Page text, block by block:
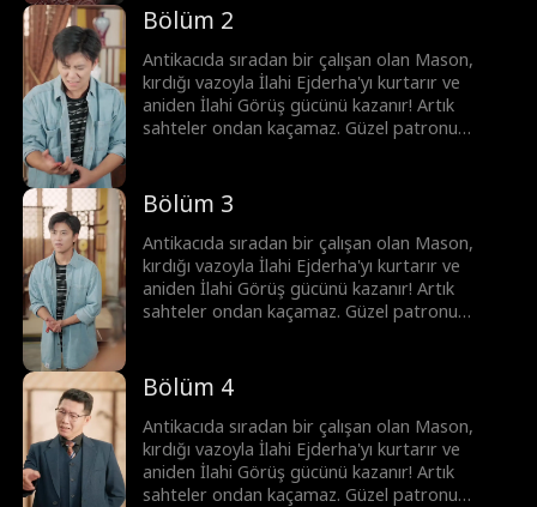
sıraya girer. Mason hızla yükselip şöhrete
kavuşur...
Bölüm 2
Antikacıda sıradan bir çalışan olan Mason,
kırdığı vazoyla İlahi Ejderha'yı kurtarır ve
aniden İlahi Görüş gücünü kazanır! Artık
sahteler ondan kaçamaz. Güzel patronu
sıraya girer. Mason hızla yükselip şöhrete
kavuşur...
Bölüm 3
Antikacıda sıradan bir çalışan olan Mason,
kırdığı vazoyla İlahi Ejderha'yı kurtarır ve
aniden İlahi Görüş gücünü kazanır! Artık
sahteler ondan kaçamaz. Güzel patronu
sıraya girer. Mason hızla yükselip şöhrete
kavuşur...
Bölüm 4
Antikacıda sıradan bir çalışan olan Mason,
kırdığı vazoyla İlahi Ejderha'yı kurtarır ve
aniden İlahi Görüş gücünü kazanır! Artık
sahteler ondan kaçamaz. Güzel patronu